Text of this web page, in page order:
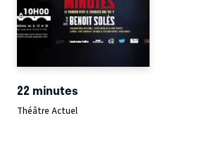
22 minutes
Théâtre Actuel